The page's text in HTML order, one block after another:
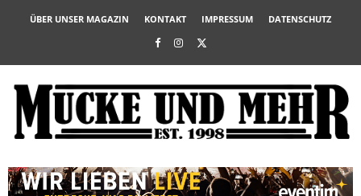
ÜBER UNSER MAGAZIN KONTAKT IMPRESSUM DATENSCHUTZ